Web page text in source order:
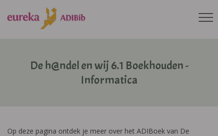
De h@ndel en wij 6.1 Boekhouden -
Informatica
Op deze pagina ontdek je meer over het ADIBoek van De